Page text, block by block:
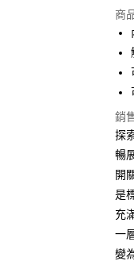
街
悠
全
每
商
銷
探
暢
開
是
充
一
變